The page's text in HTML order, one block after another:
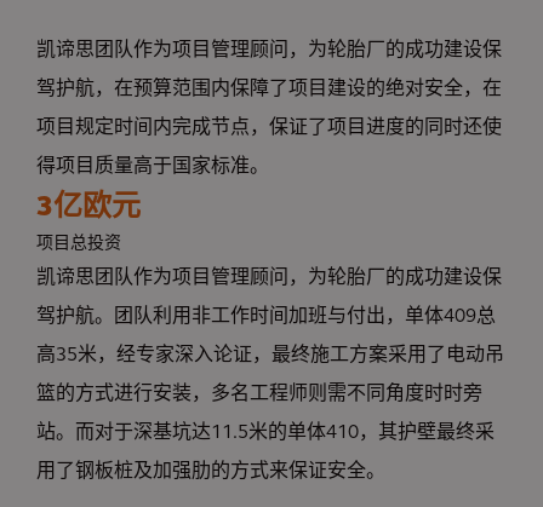
凯谛思团队作为项目管理顾问，为轮胎厂的成功建设保
驾护航，在预算范围内保障了项目建设的绝对安全，在
项目规定时间内完成节点，保证了项目进度的同时还使
得项目质量高于国家标准。
3亿欧元
项目总投资
凯谛思团队作为项目管理顾问，为轮胎厂的成功建设保
驾护航。团队利用非工作时间加班与付出，单体409总
高35米，经专家深入论证，最终施工方案采用了电动吊
篮的方式进行安装，多名工程师则需不同角度时时旁
站。而对于深基坑达11.5米的单体410，其护壁最终采
用了钢板桩及加强肋的方式来保证安全。